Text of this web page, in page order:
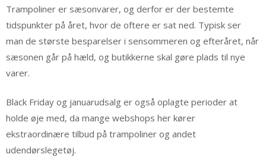
Trampoliner er sæsonvarer, og derfor er der bestemte
tidspunkter på året, hvor de oftere er sat ned. Typisk ser
man de største besparelser i sensommeren og efteråret, når
sæsonen går på hæld, og butikkerne skal gøre plads til nye
varer.
Black Friday og januarudsalg er også oplagte perioder at
holde øje med, da mange webshops her kører
ekstraordinære tilbud på trampoliner og andet
udendørslegetøj.